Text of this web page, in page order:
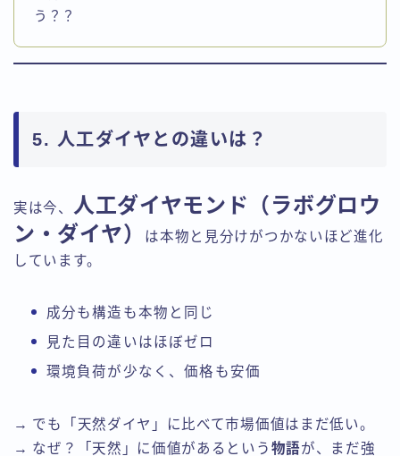
う？？
5. 人工ダイヤとの違いは？
実は今、
人工ダイヤモンド（ラボグロウ
ン・ダイヤ）
は本物と見分けがつかないほど進化
しています。
成分も構造も本物と同じ
見た目の違いはほぼゼロ
環境負荷が少なく、価格も安価
→ でも「天然ダイヤ」に比べて市場価値はまだ低い。
→ なぜ？「天然」に価値があるという 物語が、まだ強